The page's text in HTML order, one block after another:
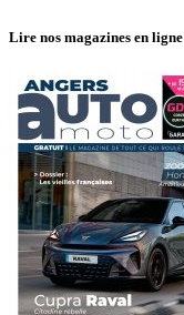
Lire nos magazines en ligne